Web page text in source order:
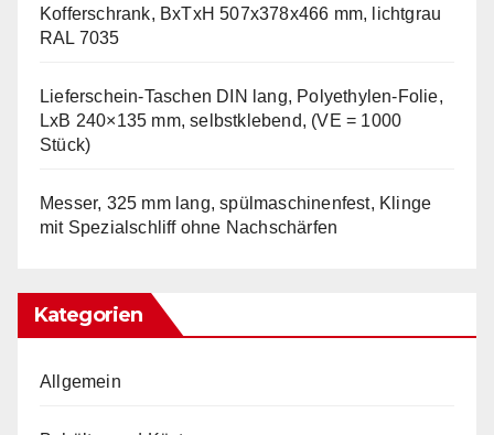
Kofferschrank, BxTxH 507x378x466 mm, lichtgrau
RAL 7035
Lieferschein-Taschen DIN lang, Polyethylen-Folie,
LxB 240×135 mm, selbstklebend, (VE = 1000
Stück)
Messer, 325 mm lang, spülmaschinenfest, Klinge
mit Spezialschliff ohne Nachschärfen
Kategorien
Allgemein